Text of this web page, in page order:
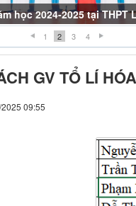
học 2024-2025 tại THPT
1 2 3 4
GV TỔ LÍ
09:55